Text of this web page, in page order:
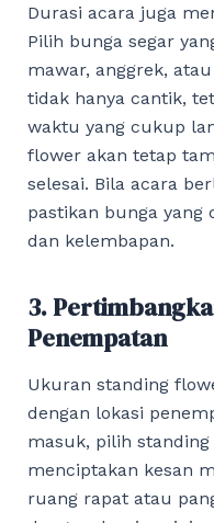
Durasi acara juga
Pilih bunga segar
mawar, anggrek,
tidak hanya cantik,
waktu yang cukup
flower akan tetap
selesai. Bila acara
pastikan bunga yang
dan kelembapan.
3.
Penempatan
Ukuran standing
dengan lokasi
masuk, pilih
menciptakan kesan
ruang rapat atau